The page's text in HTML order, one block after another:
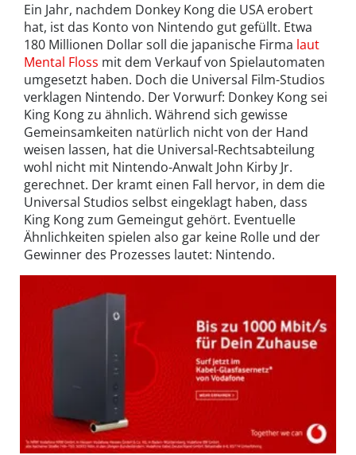
Ein Jahr, nachdem Donkey Kong die USA erobert
hat, ist das Konto von Nintendo gut gefüllt. Etwa
180 Millionen Dollar soll die japanische Firma laut
Mental Floss mit dem Verkauf von Spielautomaten
umgesetzt haben. Doch die Universal Film-Studios
verklagen Nintendo. Der Vorwurf: Donkey Kong sei
King Kong zu ähnlich. Während sich gewisse
Gemeinsamkeiten natürlich nicht von der Hand
weisen lassen, hat die Universal-Rechtsabteilung
wohl nicht mit Nintendo-Anwalt John Kirby Jr.
gerechnet. Der kramt einen Fall hervor, in dem die
Universal Studios selbst eingeklagt haben, dass
King Kong zum Gemeingut gehört. Eventuelle
Ähnlichkeiten spielen also gar keine Rolle und der
Gewinner des Prozesses lautet: Nintendo.